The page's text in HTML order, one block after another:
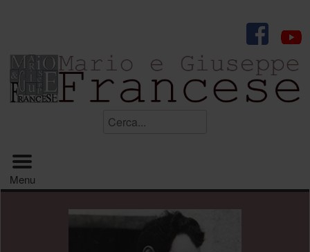
Menu principale
Menu